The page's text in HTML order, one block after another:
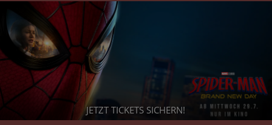
JETZT TICKETS SICHERN!